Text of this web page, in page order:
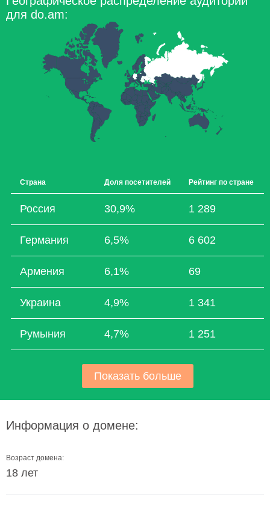
для do.am:
Страна Доля посетителей Рейтинг по стране
Россия 30,9% 1 289
Германия 6,5% 6 602
Армения 6,1% 69
Украина 4,9% 1 341
Румыния 4,7% 1 251
Показать больше
Информация о домене:
Возраст домена:
18 лет